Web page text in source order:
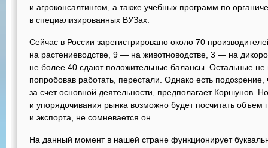
и агроконсалтингом, а также учебных программ по
в специализированных ВУЗах.
Сейчас в России зарегистрировано около 70
на растениеводстве, 9 — на животноводстве, 3 — на
не более 40 сдают положительные балансы. Остальные
попробовав работать, перестали. Однако есть
за счет основной деятельности, предполагает Коршунов.
и упорядочивания рынка возможно будет посчитать
и экспорта, не сомневается он.
На данный момент в нашей стране функционирует